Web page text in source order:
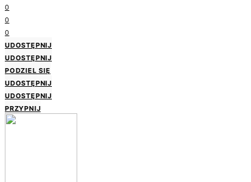
0
0
0
UDOSTĘPNIJ
UDOSTĘPNIJ
PODZIEL SIĘ
UDOSTĘPNIJ
UDOSTĘPNIJ
PRZYPNIJ